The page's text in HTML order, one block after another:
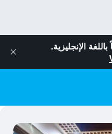
الإنجليزية.